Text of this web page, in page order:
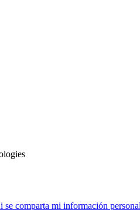
se comparta mi información personal